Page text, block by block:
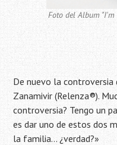
Foto del Album "I'm
De nuevo la
Zanamivir (Relenza®).
controversia? Tengo un
es dar uno de estos dos
la familia… ¿verdad?»